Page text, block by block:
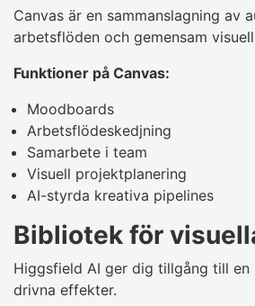
Canvas är en sammanslagning av
arbetsflöden och gemensam
Funktioner på Canvas:
Moodboards
Arbetsflödeskedjning
Samarbete i team
Visuell projektplanering
AI-styrda kreativa pipelines
Bibliotek för
Higgsfield AI ger dig tillgång till en
drivna effekter.